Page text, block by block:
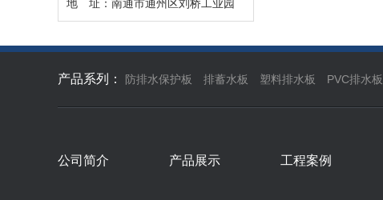
地 址：南通市通州区刘桥工业园
产品系列： 防排水保护板 排蓄水板 塑料排水板 PVC排水板
公司简介 产品展示 工程案例